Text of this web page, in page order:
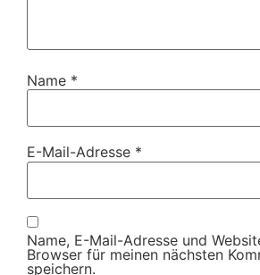
Name *
E-Mail-Adresse *
Name, E-Mail-Adresse und
Browser für meinen nächsten
speichern.